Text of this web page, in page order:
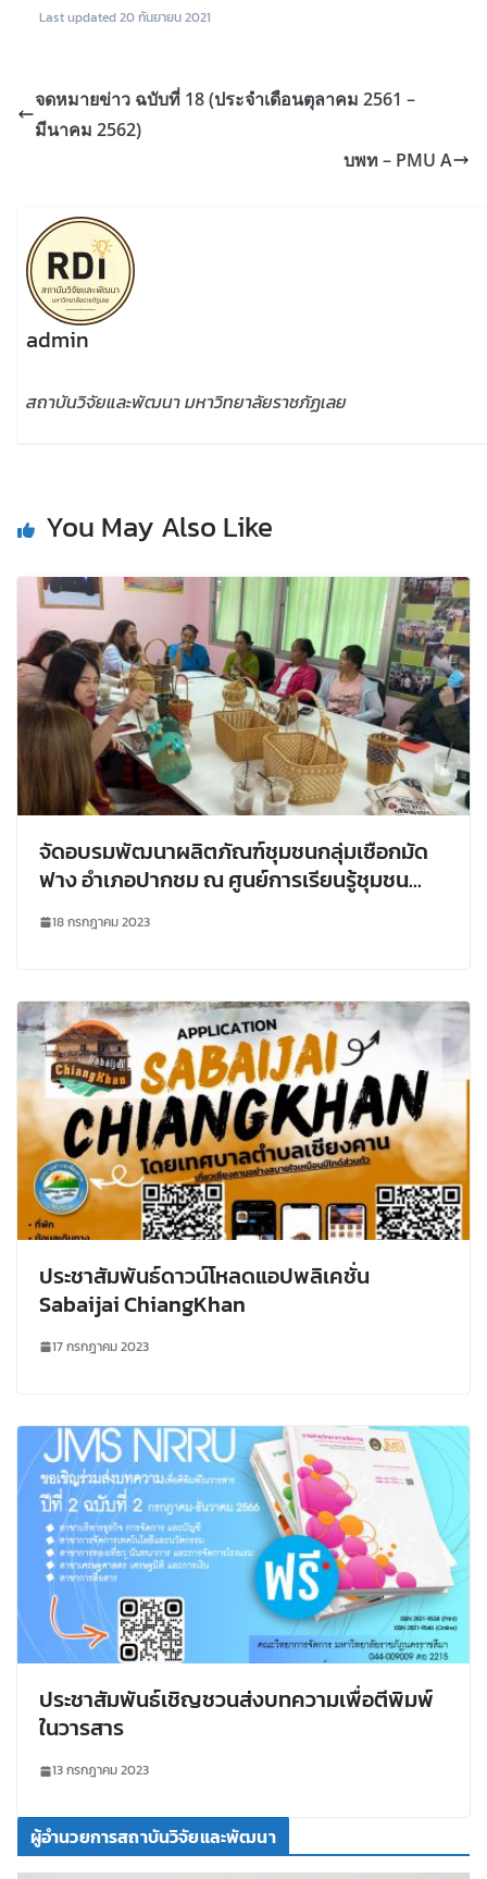
Last updated 20 กันยายน 2021
จดหมายข่าว ฉบับที่ 18 (ประจำเดือนตุลาคม 2561 –
มีนาคม 2562)
บพท – PMU A
admin
สถาบันวิจัยและพัฒนา มหาวิทยาลัยราชภัฏเลย
You May Also Like
จัดอบรมพัฒนาผลิตภัณฑ์ชุมชนกลุ่มเชือกมัด
ฟาง อำเภอปากชม ณ ศูนย์การเรียนรู้ชุมชน
18 กรกฎาคม 2023
ประชาสัมพันธ์ดาวน์โหลดแอปพลิเคชั่น
Sabaijai ChiangKhan
17 กรกฎาคม 2023
ประชาสัมพันธ์เชิญชวนส่งบทความเพื่อตีพิมพ์
ในวารสาร
13 กรกฎาคม 2023
ผู้อำนวยการสถาบันวิจัยและพัฒนา